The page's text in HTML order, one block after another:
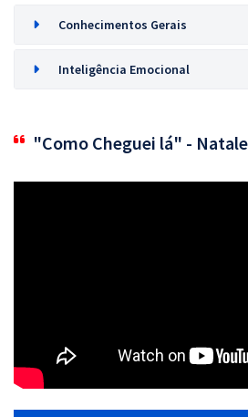
Conhecimentos Gerais
Inteligência Emocional
"Como Cheguei lá" -